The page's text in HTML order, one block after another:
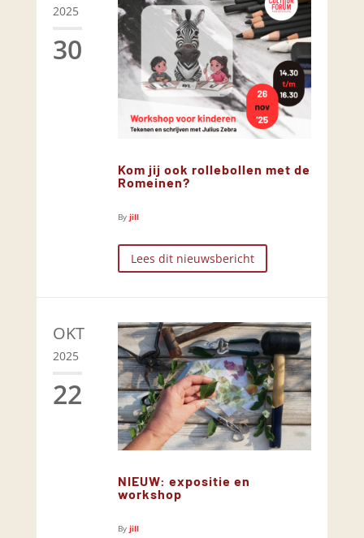
2025
30
Kom jij ook rollebollen met de
Romeinen?
By jill
Lees dit nieuwsbericht
OKT
2025
22
NIEUW: expositie en
workshop
By jill